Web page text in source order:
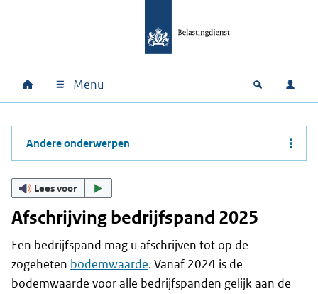
Hoofdnavigatie
Home Menu Open
Andere onderwerpen
Lees voor
Afschrijving bedrijfspand 2025
Een bedrijfspand mag u afschrijven tot op de
zogeheten bodemwaarde. Vanaf 2024 is de
bodemwaarde voor alle bedrijfspanden gelijk aan de